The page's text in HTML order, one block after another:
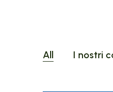
All I nostri